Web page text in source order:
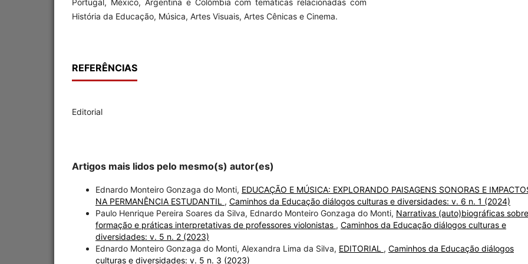
Portugal, México, Argentina e Colômbia com temáticas relacionadas com
História da Educação, Música, Artes Visuais, Artes Cênicas e Cinema.
REFERÊNCIAS
Editorial
Artigos mais lidos pelo mesmo(s) autor(es)
Ednardo Monteiro Gonzaga do Monti, EDUCAÇÃO E MÚSICA: EXPLORANDO PAISAGENS SONORAS E
NA PERMANÊNCIA ESTUDANTIL , Caminhos da Educação diálogos culturas e diversidades: v. 6 n. 1 (2024)
Paulo Henrique Pereira Soares da Silva, Ednardo Monteiro Gonzaga do Monti, Narrativas (auto)biográficas
formação e práticas interpretativas de professores violonistas , Caminhos da Educação diálogos culturas e
diversidades: v. 5 n. 2 (2023)
Ednardo Monteiro Gonzaga do Monti, Alexandra Lima da Silva, EDITORIAL , Caminhos da Educação diálogos
culturas e diversidades: v. 5 n. 3 (2023)